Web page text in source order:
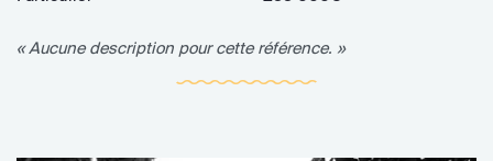
« Aucune description pour cette référence. »